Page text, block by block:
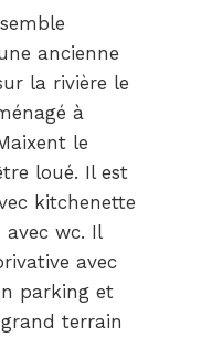
ancienne
la rivière le
à
le
loué. Il est
kitchenette
avec wc. Il
avec
parking et
grand terrain